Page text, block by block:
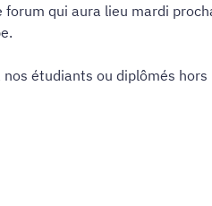
qui aura lieu mardi
étudiants ou diplômés hors